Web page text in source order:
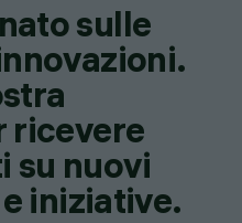
sulle
ricevere
su nuovi
iniziative.